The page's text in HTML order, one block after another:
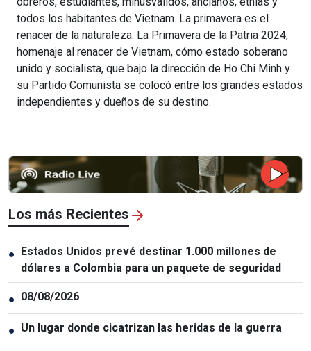
todos los habitantes de Vietnam. La primavera es el
renacer de la naturaleza. La Primavera de la Patria 2024,
homenaje al renacer de Vietnam, cómo estado soberano
unido y socialista, que bajo la dirección de Ho Chi Minh y
su Partido Comunista se colocó entre los grandes estados
independientes y dueños de su destino.
Los más Recientes
● Estados Unidos prevé destinar 1.000 millones de
dólares a Colombia para un paquete de seguridad
● 08/08/2026
● Un lugar donde cicatrizan las heridas de la guerra